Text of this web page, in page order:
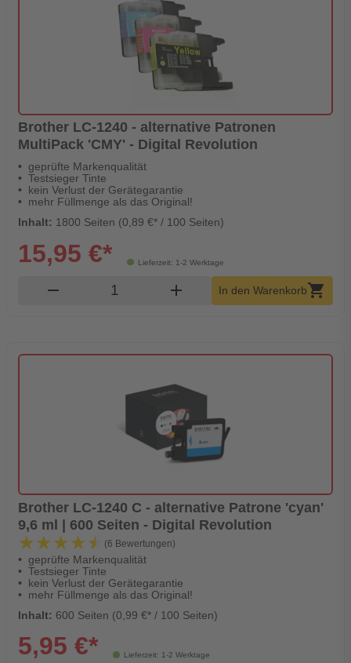
Brother LC-1240 - alternative Patronen
MultiPack 'CMY' - Digital Revolution
geprüfte Markenqualität
Testsieger Tinte
kein Verlust der Gerätegarantie
mehr Füllmenge als das Original!
Inhalt: 1800 Seiten (0,89 €* / 100 Seiten)
Lieferzeit: 1-2 Werktage
15,95 €*
remove Produkt Warenkorb Menge
add In den Warenkorbshopping_cart
Brother LC-1240 C - alternative Patrone 'cyan'
9,6 ml | 600 Seiten - Digital Revolution
★★★★★
★★★★★ (6 Bewertungen)
geprüfte Markenqualität
Testsieger Tinte
kein Verlust der Gerätegarantie
mehr Füllmenge als das Original!
Inhalt: 600 Seiten (0,99 €* / 100 Seiten)
Lieferzeit: 1-2 Werktage
5,95 €*